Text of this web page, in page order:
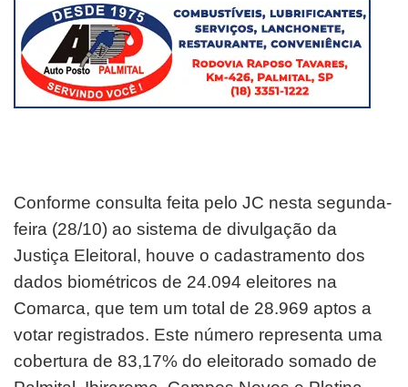
Conforme consulta feita pelo JC nesta segunda-
feira (28/10) ao sistema de divulgação da
Justiça Eleitoral, houve o cadastramento dos
dados biométricos de 24.094 eleitores na
Comarca, que tem um total de 28.969 aptos a
votar registrados. Este número representa uma
cobertura de 83,17% do eleitorado somado de